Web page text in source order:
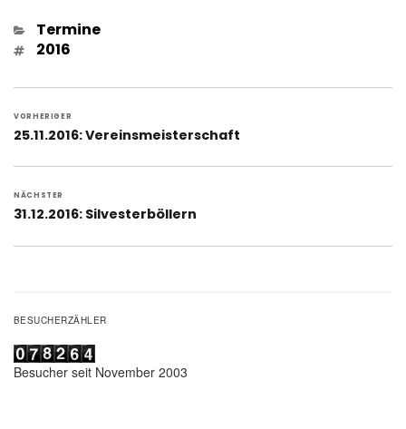
Kategorien
Termine
Schlagwörter
2016
VORHERIGER
Vorheriger
25.11.2016: Vereinsmeisterschaft
NÄCHSTER
Nächster
31.12.2016: Silvesterböllern
BESUCHERZÄHLER
Besucher seit November 2003